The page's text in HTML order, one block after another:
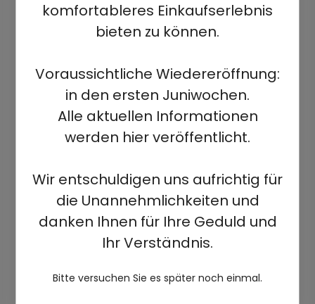
komfortableres Einkaufserlebnis
bieten zu können.
Voraussichtliche Wiedereröffnung:
in den ersten Juniwochen.
Alle aktuellen Informationen
werden hier veröffentlicht.
Wir entschuldigen uns aufrichtig für
die Unannehmlichkeiten und
danken Ihnen für Ihre Geduld und
Ihr Verständnis.
Bitte versuchen Sie es später noch einmal.